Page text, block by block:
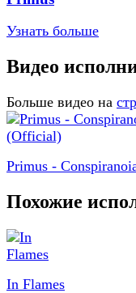
Узнать больше
Видео
Больше видео на
Primus -
Похожие
In Flames